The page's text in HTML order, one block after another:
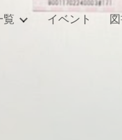
Skip to navigation
覧 イベント